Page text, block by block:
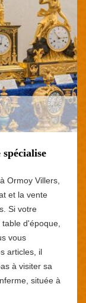
Ormoy Villers,
et la vente
Si votre
d'époque,
vous
articles, il
à visiter sa
située à